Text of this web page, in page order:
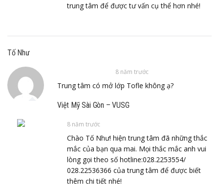
trung tâm để được tư vấn cụ thể hơn nhé!
Tố Như
8 năm trước
Trung tâm có mở lớp Tofle không ạ?
Việt Mỹ Sài Gòn – VUSG
8 năm trước
Chào Tố Như! hiện trung tâm đã những thắc
mắc của bạn qua mai. Mọi thắc mắc anh vui
lòng gọi theo số hotline:028.2253554/
028.22536366 của trung tâm để được biết
thêm chi tiết nhé!